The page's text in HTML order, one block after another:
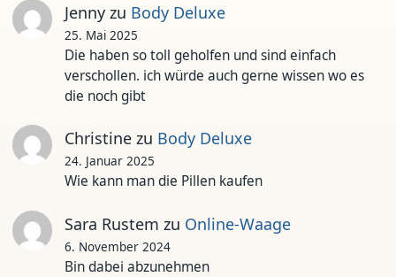
Jennyzu Body Deluxe
25. Mai 2025
Die haben so toll geholfen und sind einfach
verschollen. ich würde auch gerne wissen wo es
die noch gibt
Christinezu Body Deluxe
24. Januar 2025
Wie kann man die Pillen kaufen
Sara Rustem zu Online-Waage
6. November 2024
Bin dabei abzunehmen